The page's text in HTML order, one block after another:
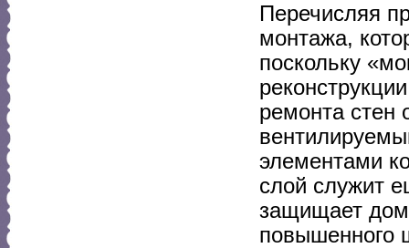
Перечисляя
монтажа,
поскольку
ремонта стен
элементами
слой служит
защищает
повышенного